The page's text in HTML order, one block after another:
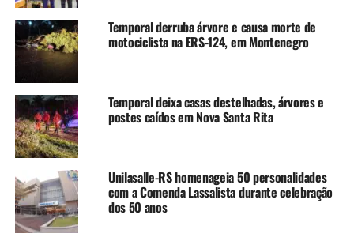
circunstâncias do crime e identificar os responsáveis pelo
ataque.
A SEGUIR UP
Dois homens são mortos a tiros e mulher fica ferida
durante ataque a tiros em Canoas
NÃO SE ESQUEÇA
Operação Penhor prende 20 suspeitos e mira esquema de
tráfico de armas na Região Metropolitana
Temporal derruba árvore e causa morte de
motociclista na ERS-124, em Montenegro
Temporal deixa casas destelhadas, árvores e
postes caídos em Nova Santa Rita
Unilasalle-RS homenageia 50 personalidades
com a Comenda Lassalista durante celebração
dos 50 anos